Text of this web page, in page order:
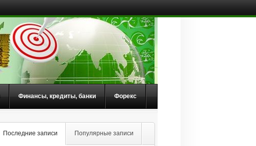
Финансы, кредиты, банки Форекс
Последние записи Популярные записи